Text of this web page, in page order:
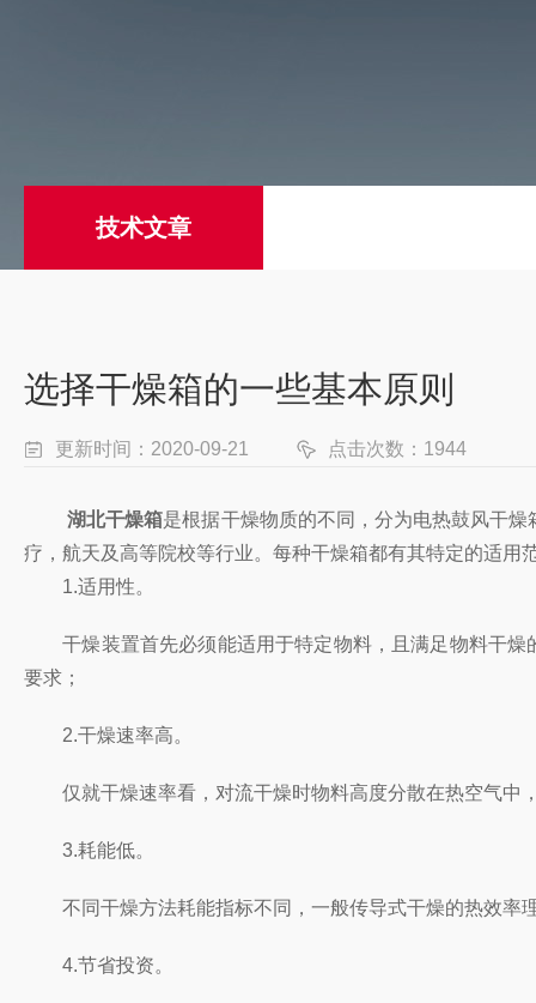
技术文章
选择干燥箱的一些基本原则
更新时间：2020-09-21 点击次数：1944
湖北干燥箱是根据干燥物质的不同，分为电热鼓风干
疗，航天及高等院校等行业。每种干燥箱都有其特定的适用
1.适用性。
干燥装置首先必须能适用于特定物料，且满足物料干燥
要求；
2.干燥速率高。
仅就干燥速率看，对流干燥时物料高度分散在热空气中
3.耗能低。
不同干燥方法耗能指标不同，一般传导式干燥的热效率
4.节省投资。